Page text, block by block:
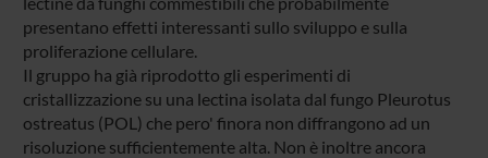
presentano effetti interessanti sullo sviluppo e sulla
proliferazione cellulare.
Il gruppo ha già riprodotto gli esperimenti di
cristallizzazione su una lectina isolata dal fungo Pleurotus
ostreatus (POL) che pero' finora non diffrangono ad un
risoluzione sufficientemente alta. Non è inoltre ancora